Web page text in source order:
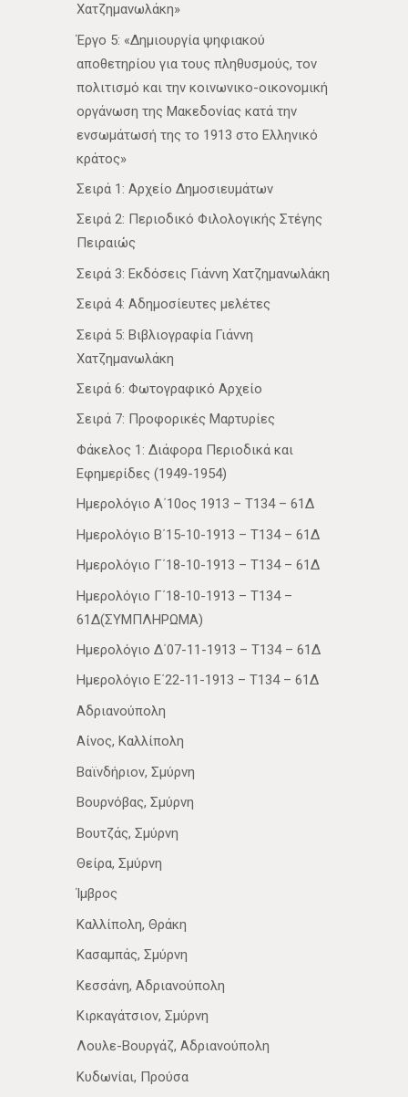
Χατζημανωλάκη»
Έργο 5: «Δημιουργία ψηφιακού
αποθετηρίου για τους πληθυσμούς, τον
πολιτισμό και την κοινωνικο-οικονομική
οργάνωση της Μακεδονίας κατά την
ενσωμάτωσή της το 1913 στο Ελληνικό
κράτος»
Σειρά 1: Αρχείο Δημοσιευμάτων
Σειρά 2: Περιοδικό Φιλολογικής Στέγης
Πειραιώς
Σειρά 3: Εκδόσεις Γιάννη Χατζημανωλάκη
Σειρά 4: Αδημοσίευτες μελέτες
Σειρά 5: Βιβλιογραφία Γιάννη
Χατζημανωλάκη
Σειρά 6: Φωτογραφικό Αρχείο
Σειρά 7: Προφορικές Μαρτυρίες
Φάκελος 1: Διάφορα Περιοδικά και
Εφημερίδες (1949-1954)
Ημερολόγιο Α΄10ος 1913 – Τ134 – 61Δ
Ημερολόγιο Β΄15-10-1913 – Τ134 – 61Δ
Ημερολόγιο Γ΄18-10-1913 – Τ134 – 61Δ
Ημερολόγιο Γ΄18-10-1913 – Τ134 –
61Δ(ΣΥΜΠΛΗΡΩΜΑ)
Ημερολόγιο Δ΄07-11-1913 – Τ134 – 61Δ
Ημερολόγιο Ε΄22-11-1913 – Τ134 – 61Δ
Αδριανούπολη
Αίνος, Καλλίπολη
Βαϊνδήριον, Σμύρνη
Βουρνόβας, Σμύρνη
Βουτζάς, Σμύρνη
Θείρα, Σμύρνη
Ίμβρος
Καλλίπολη, Θράκη
Κασαμπάς, Σμύρνη
Κεσσάνη, Αδριανούπολη
Κιρκαγάτσιον, Σμύρνη
Λουλε-Βουργάζ, Αδριανούπολη
Κυδωνίαι, Προύσα